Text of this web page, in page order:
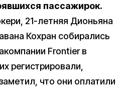
пассажирок.
21-летняя Дионьяна
Кохран собирались
Frontier в
регистрировали,
что они оплатили